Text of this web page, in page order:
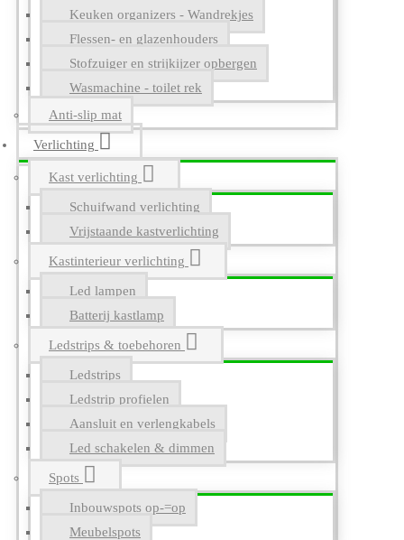
Keuken organizers - Wandrekjes
Flessen- en glazenhouders
Stofzuiger en strijkijzer opbergen
Wasmachine - toilet rek
Anti-slip mat
Verlichting
Kast verlichting
Schuifwand verlichting
Vrijstaande kastverlichting
Kastinterieur verlichting
Led lampen
Batterij kastlamp
Ledstrips & toebehoren
Ledstrips
Ledstrip profielen
Aansluit en verlengkabels
Led schakelen & dimmen
Spots
Inbouwspots op-=op
Meubelspots